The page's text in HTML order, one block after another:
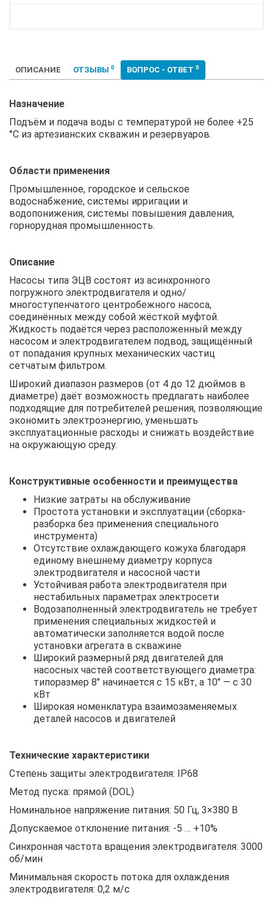
ОПИСАНИЕ ОТЗЫВЫ 0 ВОПРОС - ОТВЕТ 0
Назначение
Подъём и подача воды с температурой не более +25
°С из артезианских скважин и резервуаров.
Области применения
Промышленное, городское и сельское
водоснабжение, системы ирригации и
водопонижения, системы повышения давления,
горнорудная промышленность.
Описание
Насосы типа ЭЦВ состоят из асинхронного
погружного электродвигателя и одно/
многоступенчатого центробежного насоса,
соединённых между собой жёсткой муфтой.
Жидкость подаётся через расположенный между
насосом и электродвигателем подвод, защищённый
от попадания крупных механических частиц
сетчатым фильтром.
Широкий диапазон размеров (от 4 до 12 дюймов в
диаметре) даёт возможность предлагать наиболее
подходящие для потребителей решения, позволяющие
экономить электроэнергию, уменьшать
эксплуатационные расходы и снижать воздействие
на окружающую среду.
Конструктивные особенности и преимущества
Низкие затраты на обслуживание
Простота установки и эксплуатации (сборка-
разборка без применения специального
инструмента)
Отсутствие охлаждающего кожуха благодаря
единому внешнему диаметру корпуса
электродвигателя и насосной части
Устойчивая работа электродвигателя при
нестабильных параметрах электросети
Водозаполненный электродвигатель не требует
применения специальных жидкостей и
автоматически заполняется водой после
установки агрегата в скважине
Широкий размерный ряд двигателей для
насосных частей соответствующего диаметра:
типоразмер 8″ начинается с 15 кВт, а 10″ — с 30
кВт
Широкая номенклатура взаимозаменяемых
деталей насосов и двигателей
Технические характеристики
Степень защиты электродвигателя: IP68
Метод пуска: прямой (DOL)
Номинальное напряжение питания: 50 Гц, 3×380 В
Допускаемое отклонение питания: -5 … +10%
Синхронная частота вращения электродвигателя: 3000
об/мин
Минимальная скорость потока для охлаждения
электродвигателя: 0,2 м/с